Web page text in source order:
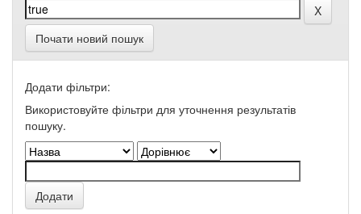
Почати новий пошук
Додати фільтри:
Використовуйте фільтри для уточнення результатів
пошуку.